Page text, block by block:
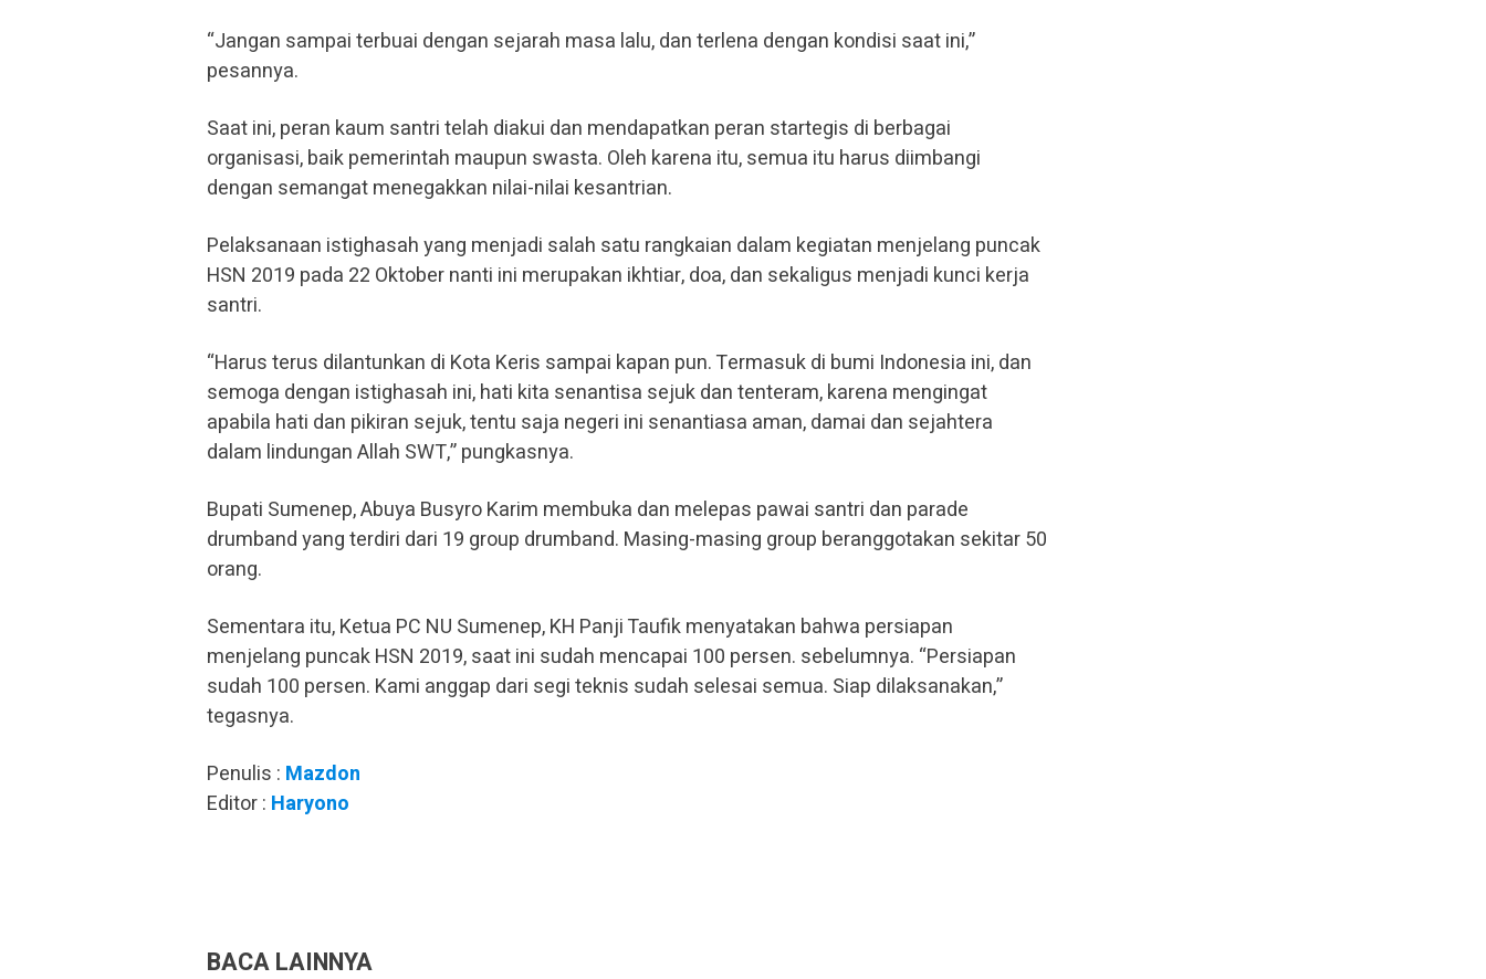
“Jangan sampai terbuai dengan sejarah masa lalu, dan terlena dengan kondisi saat ini,”
pesannya.
Saat ini, peran kaum santri telah diakui dan mendapatkan peran startegis di berbagai
organisasi, baik pemerintah maupun swasta. Oleh karena itu, semua itu harus diimbangi
dengan semangat menegakkan nilai-nilai kesantrian.
Pelaksanaan istighasah yang menjadi salah satu rangkaian dalam kegiatan menjelang puncak
HSN 2019 pada 22 Oktober nanti ini merupakan ikhtiar, doa, dan sekaligus menjadi kunci kerja
santri.
“Harus terus dilantunkan di Kota Keris sampai kapan pun. Termasuk di bumi Indonesia ini, dan
semoga dengan istighasah ini, hati kita senantisa sejuk dan tenteram, karena mengingat
apabila hati dan pikiran sejuk, tentu saja negeri ini senantiasa aman, damai dan sejahtera
dalam lindungan Allah SWT,” pungkasnya.
Bupati Sumenep, Abuya Busyro Karim membuka dan melepas pawai santri dan parade
drumband yang terdiri dari 19 group drumband. Masing-masing group beranggotakan sekitar 50
orang.
Sementara itu, Ketua PC NU Sumenep, KH Panji Taufik menyatakan bahwa persiapan
menjelang puncak HSN 2019, saat ini sudah mencapai 100 persen. sebelumnya. “Persiapan
sudah 100 persen. Kami anggap dari segi teknis sudah selesai semua. Siap dilaksanakan,”
tegasnya.
Penulis : Mazdon
Editor : Haryono
BACA LAINNYA